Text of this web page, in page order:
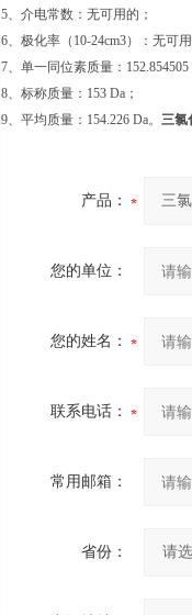
5、介电常数：无可用的；
6、极化率（10-24cm3）：无可
7、单一同位素质量：152.854505
8、标称质量：153 Da；
9、平均质量：154.226 Da。 三氯
产品：
您的单位：
您的姓名：
联系电话：
常用邮箱：
省份：